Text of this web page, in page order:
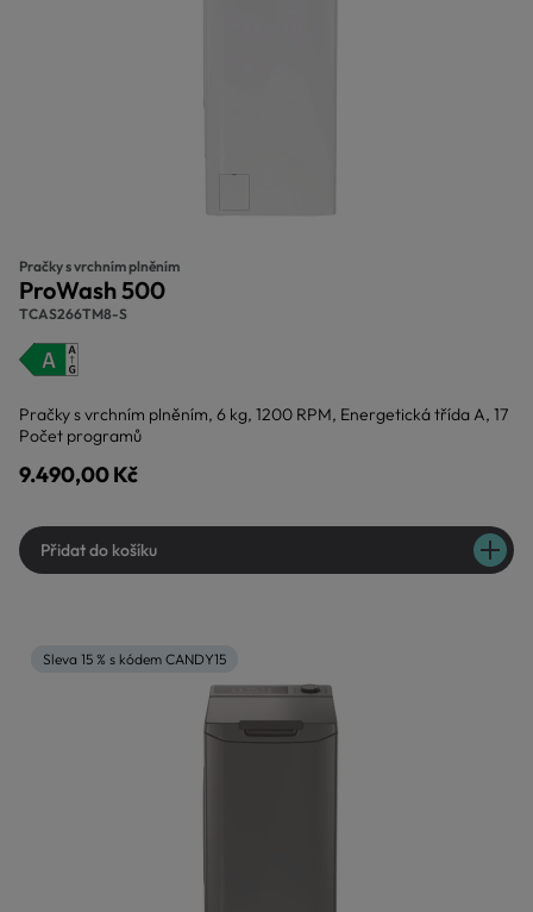
Pračky s vrchním plněním
ProWash 500
TCAS266TM8-S
Pračky s vrchním plněním, 6 kg, 1200 RPM, Energetická třída A, 17
Počet programů
9.490,00 Kč
Přidat do košíku
Sleva 15 % s kódem CANDY15